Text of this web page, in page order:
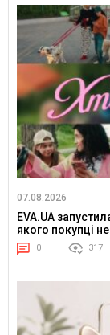
07.08.2026
EVA.UA
якого покупці
0 317